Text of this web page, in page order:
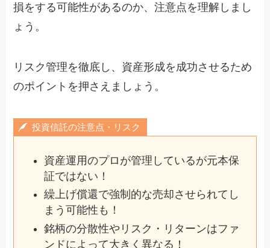
損をする可能性があるのか、注意点を理解しまし
ょう。
リスク管理を徹底し、資産形成を成功させるため
のポイントを押さえましょう。
投資信託の注意点・リスク
資産運用のプロが管理しているが元本保
証ではない！
繰上げ償還で強制的な売却させられてし
まう可能性も！
銘柄の分散性やリスク・リターンはファ
ンドによって大きく異なる！